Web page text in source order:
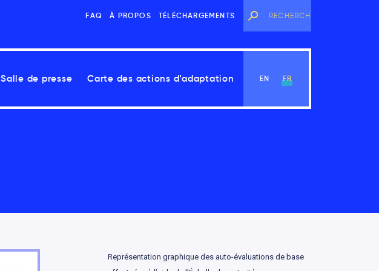
FAQ À PROPOS TÉLÉCHARGEMENTS
Salle de presse Carte des actions d’adaptation EN FR
Représentation graphique des auto-évaluations de base